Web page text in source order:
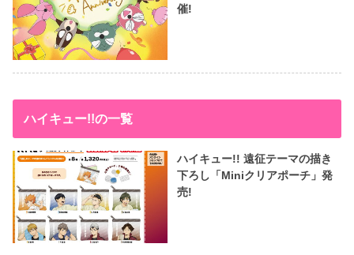
催!
ハイキュー!!の一覧
ハイキュー!! 遠征テーマの描き
下ろし「Miniクリアポーチ」発
売!